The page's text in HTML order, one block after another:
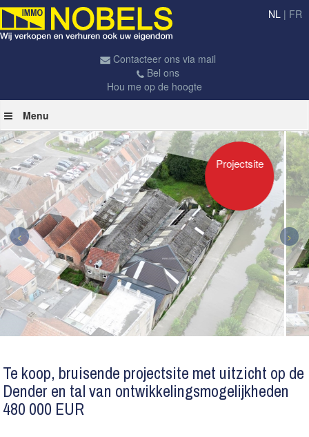
NL | FR
Contacteer ons via mail
Bel ons
Hou me op de hoogte
Menu
Projectsite
< >
Te koop, bruisende projectsite met uitzicht op de
Dender en tal van ontwikkelingsmogelijkheden
480 000 EUR